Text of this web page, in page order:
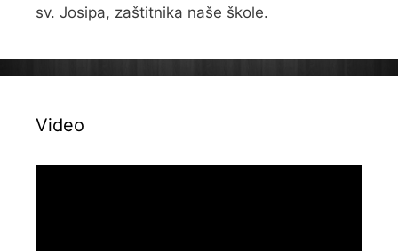
sv. Josipa, zaštitnika naše škole.
Video